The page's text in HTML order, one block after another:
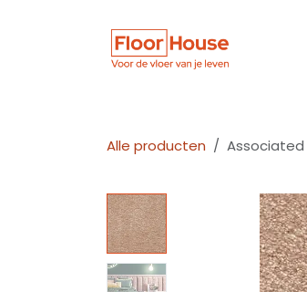
Alle producten Associated